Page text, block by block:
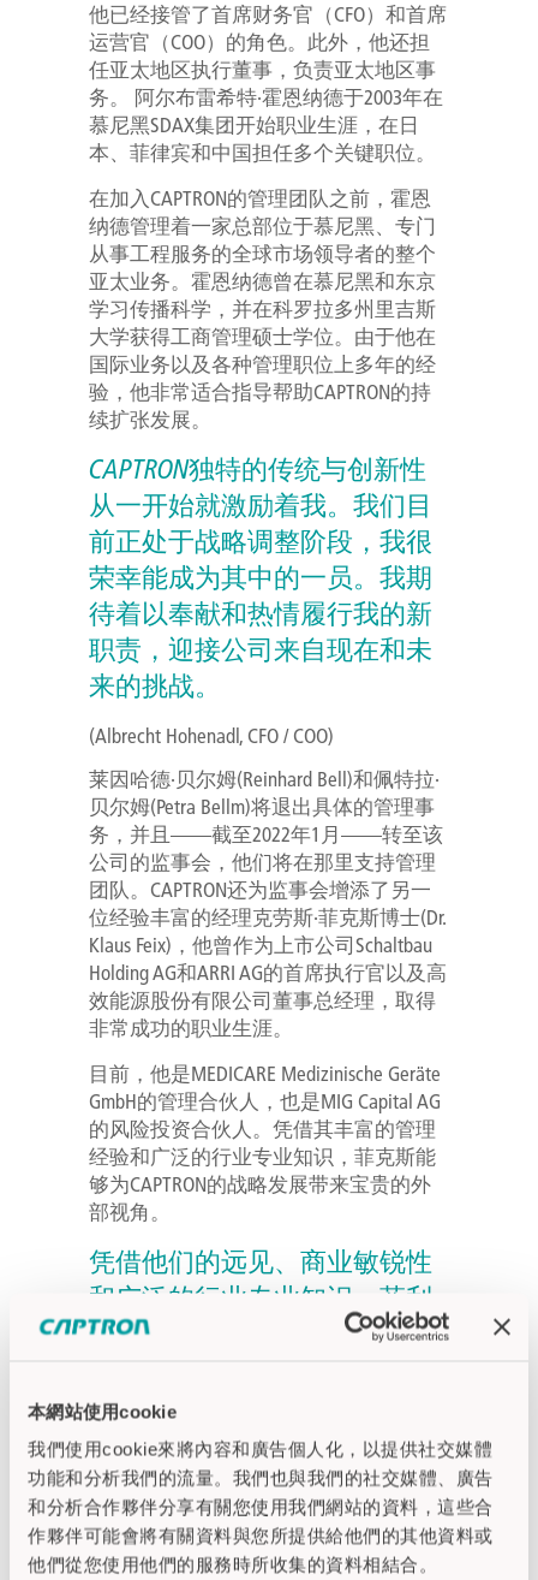
本網站使用cookie
我們使用cookie來將內容和廣告個人化，以提供社交媒體
功能和分析我們的流量。我們也與我們的社交媒體、廣告
和分析合作夥伴分享有關您使用我們網站的資料，這些合
作夥伴可能會將有關資料與您所提供給他們的其他資料或
他們從您使用他們的服務時所收集的資料相結合。
他已经接管了首席财务官（CFO）和首席
运营官（COO）的角色。此外，他还担
任亚太地区执行董事，负责亚太地区事
务。 阿尔布雷希特·霍恩纳德于2003年在
慕尼黑SDAX集团开始职业生涯，在日
本、菲律宾和中国担任多个关键职位。
在加入CAPTRON的管理团队之前，霍恩
纳德管理着一家总部位于慕尼黑、专门
从事工程服务的全球市场领导者的整个
亚太业务。霍恩纳德曾在慕尼黑和东京
学习传播科学，并在科罗拉多州里吉斯
大学获得工商管理硕士学位。由于他在
国际业务以及各种管理职位上多年的经
验，他非常适合指导帮助CAPTRON的持
续扩张发展。
CAPTRON独特的传统与创新性
从一开始就激励着我。我们目
前正处于战略调整阶段，我很
荣幸能成为其中的一员。我期
待着以奉献和热情履行我的新
职责，迎接公司来自现在和未
来的挑战。
(Albrecht Hohenadl, CFO / COO)
莱因哈德·贝尔姆(Reinhard Bell)和佩特拉·
贝尔姆(Petra Bellm)将退出具体的管理事
务，并且——截至2022年1月——转至该
公司的监事会，他们将在那里支持管理
团队。CAPTRON还为监事会增添了另一
位经验丰富的经理克劳斯·菲克斯博士(Dr.
Klaus Feix)，他曾作为上市公司Schaltbau
Holding AG和ARRI AG的首席执行官以及高
效能源股份有限公司董事总经理，取得
非常成功的职业生涯。
目前，他是MEDICARE Medizinische Geräte
GmbH的管理合伙人，也是MIG Capital AG
的风险投资合伙人。凭借其丰富的管理
经验和广泛的行业专业知识，菲克斯能
够为CAPTRON的战略发展带来宝贵的外
部视角。
凭借他们的远见、商业敏锐性
和广泛的行业专业知识，菲利
普和阿尔布雷希特构成了延续
队。
(Reinhard Bellm, 创始人兼监事会主席)
我们祝愿菲利普和阿尔布雷希
特一切顺利。我们充满信心，